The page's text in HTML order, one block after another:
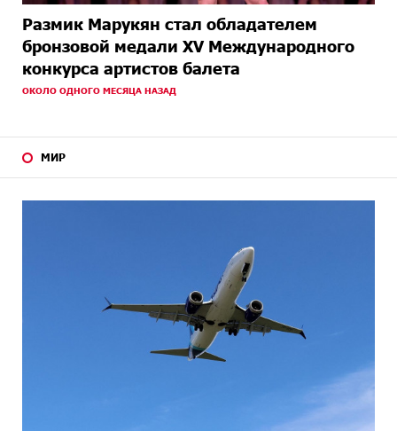
Размик Марукян стал обладателем
бронзовой медали XV Международного
конкурса артистов балета
ОКОЛО ОДНОГО МЕСЯЦА НАЗАД
МИР